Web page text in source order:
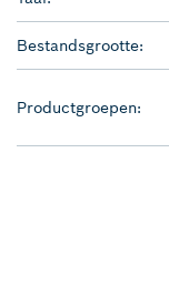
Bestandsgrootte:
Productgroepen: